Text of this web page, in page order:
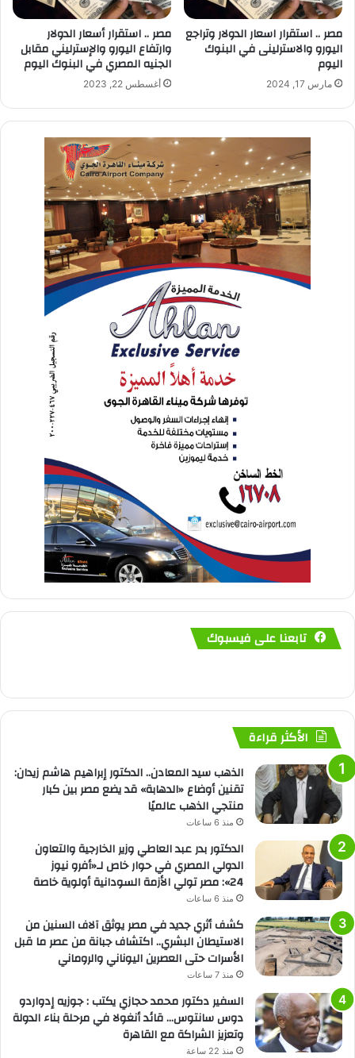
مصر .. استقرار اسعار الدولار وتراجع
اليورو والاسترلينى في البنوك
اليوم
مارس 17, 2024
مصر .. استقرار أسعار الدولار
وارتفاع اليورو والإسترليني مقابل
الجنيه المصري في البنوك اليوم
أغسطس 22, 2023
تابعنا على فيسبوك
الأكثر قراءة
الذهب سيد المعادن.. الدكتور إبراهيم هاشم زيدان:
تقنين أوضاع «الدهابة» قد يضع مصر بين كبار
منتجي الذهب عالميًا
منذ 6 ساعات
الدكتور بدر عبد العاطي وزير الخارجية والتعاون
الدولي المصري في حوار خاص لـ«أفرو نيوز
24»: مصر تولي الأزمة السودانية أولوية خاصة
منذ 6 ساعات
كشف أثري جديد في مصر يوثق آلاف السنين من
الاستيطان البشري.. اكتشاف جبانة من عصر ما قبل
الأسرات حتى العصرين اليوناني والروماني
منذ 7 ساعات
السفير دكتور محمد حجازي يكتب : جوزيه إدواردو
دوس سانتوس… قائد أنغولا في مرحلة بناء الدولة
وتعزيز الشراكة مع القاهرة
منذ 22 ساعة